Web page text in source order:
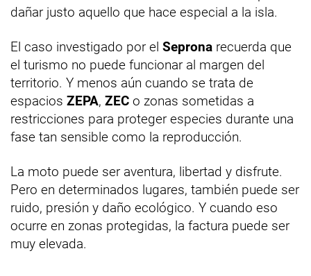
dañar justo aquello que hace especial a la isla.
El caso investigado por el Seprona recuerda que
el turismo no puede funcionar al margen del
territorio. Y menos aún cuando se trata de
espacios ZEPA, ZEC o zonas sometidas a
restricciones para proteger especies durante una
fase tan sensible como la reproducción.
La moto puede ser aventura, libertad y disfrute.
Pero en determinados lugares, también puede ser
ruido, presión y daño ecológico. Y cuando eso
ocurre en zonas protegidas, la factura puede ser
muy elevada.